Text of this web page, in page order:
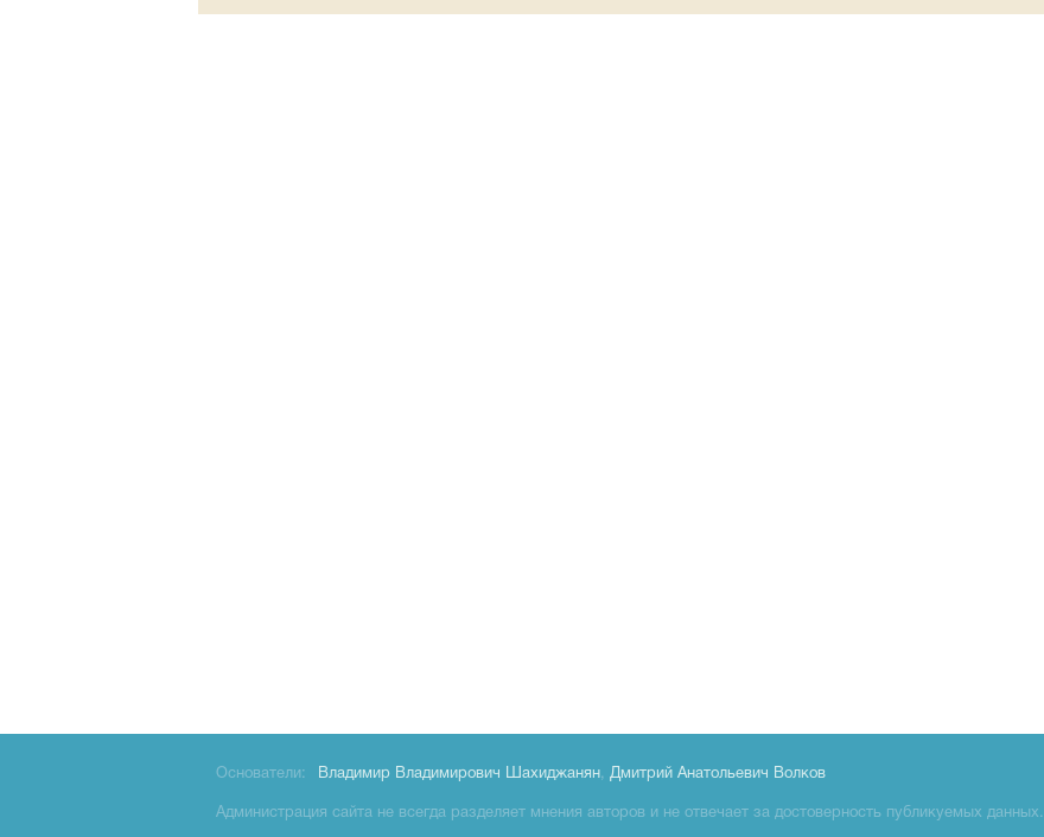
Основатели: Владимир Владимирович Шахиджанян, Дмитрий Анатольевич Волков
Администрация сайта не всегда разделяет мнения авторов и не отвечает за достоверность публикуемых данных.